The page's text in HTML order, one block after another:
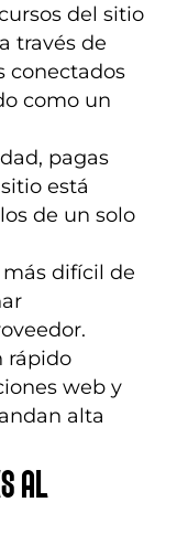
del sitio
través de
conectados
como un
pagas
está
de un solo
más difícil de
rápido
web y
alta
AL